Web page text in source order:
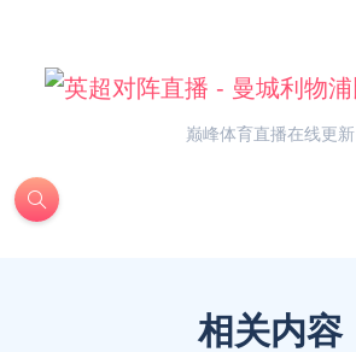
巅峰体育直播在线更新
相关内容